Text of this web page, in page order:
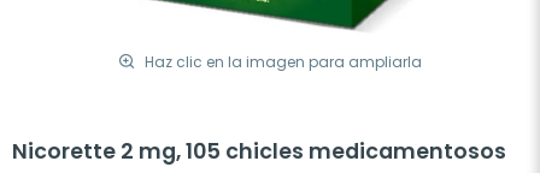
Haz clic en la imagen para ampliarla
Nicorette 2 mg, 105 chicles medicamentosos